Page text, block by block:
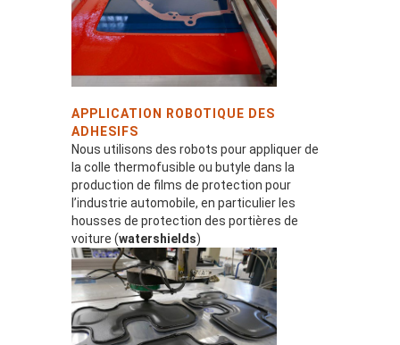
APPLICATION ROBOTIQUE DES
ADHESIFS
Nous utilisons des robots pour appliquer de
la colle thermofusible ou butyle dans la
production de films de protection pour
l’industrie automobile, en particulier les
housses de protection des portières de
voiture (watershields)